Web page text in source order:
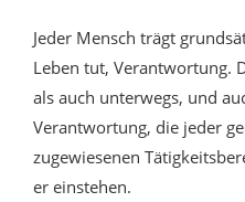
Jeder Mensch trägt
Leben tut, Verantwortung.
als auch unterwegs, und
Verantwortung, die jeder
zugewiesenen
er einstehen.